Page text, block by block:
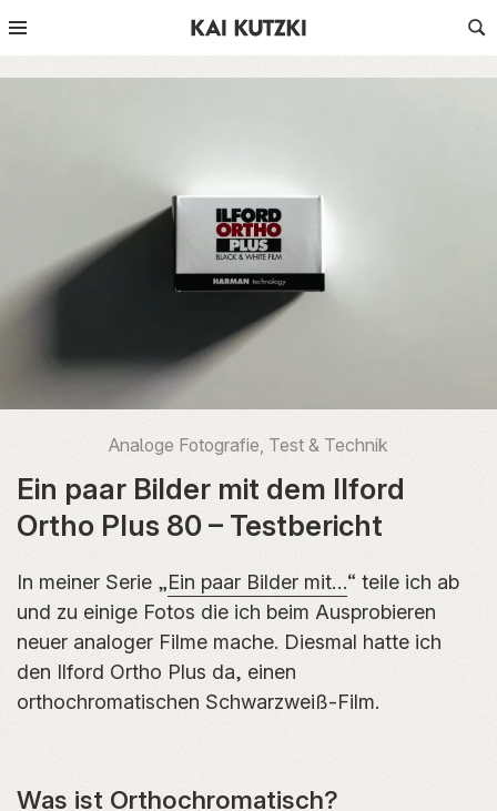
Analoge Fotografie Test & Technik
Ein paar Bilder mit dem Ilford
Ortho Plus 80 – Testbericht
In meiner Serie „Ein paar Bilder mit…“ teile ich ab
und zu einige Fotos die ich beim Ausprobieren
neuer analoger Filme mache. Diesmal hatte ich
den Ilford Ortho Plus da, einen
orthochromatischen Schwarzweiß-Film.
Was ist Orthochromatisch?